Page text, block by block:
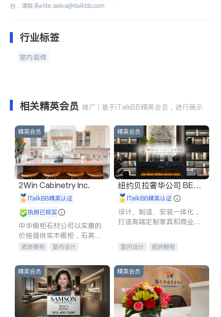
台，请联系elite.sales@italkbb.com
行业标签
室内装修
相关精英会员 推广 | 基于iTalkBB精英会员，进行展示
精英会员
2Win Cabinetry Inc.
iTalkBB精英认证
执照已核实
中华橱柜石材公司以实惠的
价格提供实木橱柜，石英石
台面，多种优质不锈钢水
质厨房，家的选择。
瓷砖橱柜
室内设计
室内装修
精英会员
纽约贝拉奢华公司 BELL
A LUXE
iTalkBB精英认证
设计、制造、安装一体化，
打造高端定制家具和商业空
室内设计
瓷砖橱柜
售前软装staging
室内装修
精英会员 精英会员